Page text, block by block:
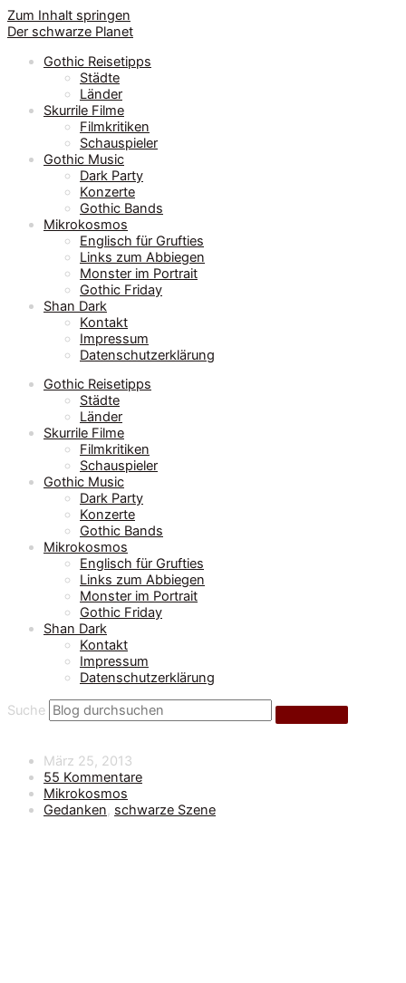
Zum Inhalt springen
Der schwarze Planet
Gothic Reisetipps
Städte
Länder
Skurrile Filme
Filmkritiken
Schauspieler
Gothic Music
Dark Party
Konzerte
Gothic Bands
Mikrokosmos
Englisch für Grufties
Links zum Abbiegen
Monster im Portrait
Gothic Friday
Shan Dark
Kontakt
Impressum
Datenschutzerklärung
Gothic Reisetipps
Städte
Länder
Skurrile Filme
Filmkritiken
Schauspieler
Gothic Music
Dark Party
Konzerte
Gothic Bands
Mikrokosmos
Englisch für Grufties
Links zum Abbiegen
Monster im Portrait
Gothic Friday
Shan Dark
Kontakt
Impressum
Datenschutzerklärung
Suche
März 25, 2013
55 Kommentare
Mikrokosmos
Gedanken, schwarze Szene